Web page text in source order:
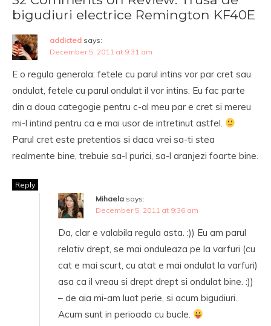
bigudiuri electrice Remington KF40E
addicted says:
December 5, 2011 at 9:31 am
E o regula generala: fetele cu parul intins vor par cret sau
ondulat, fetele cu parul ondulat il vor intins. Eu fac parte
din a doua categogie pentru c-al meu par e cret si mereu
mi-l intind pentru ca e mai usor de intretinut astfel.
Parul cret este pretentios si daca vrei sa-ti stea
realmente bine, trebuie sa-l purici, sa-l aranjezi foarte bine.
Reply
Mihaela says:
December 5, 2011 at 9:36 am
Da, clar e valabila regula asta. :)) Eu am parul
relativ drept, se mai onduleaza pe la varfuri (cu
cat e mai scurt, cu atat e mai ondulat la varfuri)
asa ca il vreau si drept drept si ondulat bine. :))
– de aia mi-am luat perie, si acum bigudiuri.
Acum sunt in perioada cu bucle.